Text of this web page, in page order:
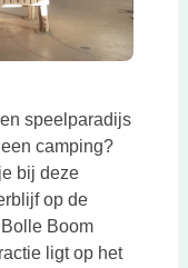
speelparadijs
camping?
bij deze
op de
Boom
ligt op het